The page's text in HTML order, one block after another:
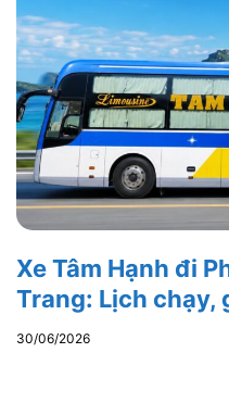
Xe Tâm Hạnh đi
Trang: Lịch chạy,
30/06/2026